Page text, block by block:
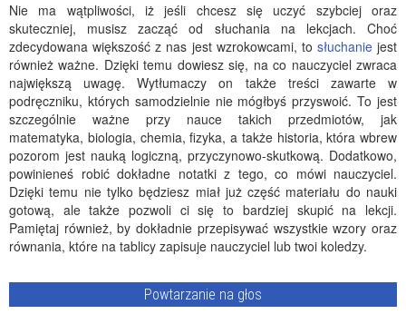
Nie ma wątpliwości, iż jeśli chcesz się uczyć szybciej oraz
skuteczniej, musisz zacząć od słuchania na lekcjach. Choć
zdecydowana większość z nas jest wzrokowcami, to słuchaniejest
również ważne. Dzięki temu dowiesz się, na co nauczyciel zwraca
największą uwagę. Wytłumaczy on także treści zawarte w
podręczniku, których samodzielnie nie mógłbyś przyswoić. To jest
szczególnie ważne przy nauce takich przedmiotów, jak
matematyka, biologia, chemia, fizyka, a także historia, która wbrew
pozorom jest nauką logiczną, przyczynowo-skutkową. Dodatkowo,
powinieneś robić dokładne notatki z tego, co mówi nauczyciel.
Dzięki temu nie tylko będziesz miał już część materiału do nauki
gotową, ale także pozwoli ci się to bardziej skupić na lekcji.
Pamiętaj również, by dokładnie przepisywać wszystkie wzory oraz
równania, które na tablicy zapisuje nauczyciel lub twoi koledzy.
Powtarzanie na głos